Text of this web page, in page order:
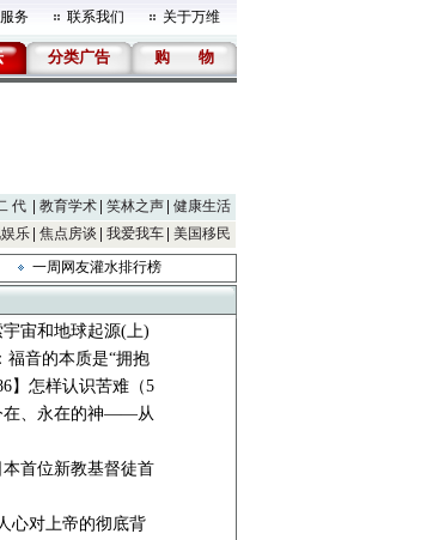
务 联系我们 关于万维
分类广告 购 物
代 教育学术 笑林之声 健康生活
乐 焦点房谈 我爱我车 美国移民
一周网友灌水排行榜
宙和地球起源(上)
福音的本质是“拥抱
】怎样认识苦难（5
在、永在的神——从
首位新教基督徒首
心对上帝的彻底背